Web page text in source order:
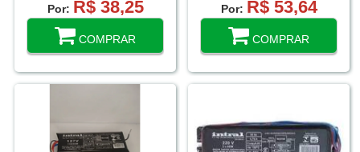
Por: R$ 38,25
COMPRAR
Por: R$ 53,64
COMPRAR